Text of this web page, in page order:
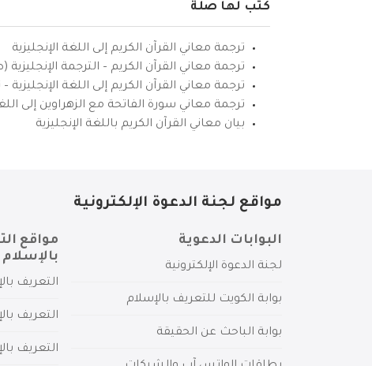
كتب لها صلة
ترجمة معاني القرآن الكريم إلى اللغة الإنجليزية
ترجمة معاني القرآن الكريم – الترجمة
ترجمة معاني القرآن الكريم إلى اللغة
ترجمة معاني سورة الفاتحة مع الزهراوين إلى
بيان معاني القرآن الكريم باللغة الإنجليزية
مواقع لجنة الدعوة الإلكترونية
البوابات الدعوية
لجنة الدعوة الإلكترونية
بوابة الكويت للتعريف بالإسلام
بوابة الباحث عن الحقيقة
مواقع
بالإسلام
التعريف
التعريف
التعريف